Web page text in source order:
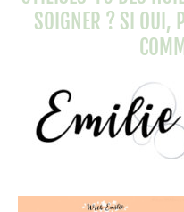
SOIGNER ? SI OUI,